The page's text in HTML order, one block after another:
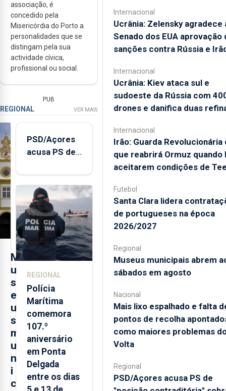
associação, é
concedido pela
Misericórdia do Porto a
personalidades que se
distingam pela sua
actividade cívica,
profissional ou social.
PUB
REGIONAL VER MAIS
M
u
s
e
u
s
m
u
n
i
c
PSD/Açores
acusa PS de
contraditória"
sobre
evolução
turística
REGIONAL
Polícia
Marítima
comemora
107.º
aniversário
em Ponta
Delgada
entre os dias
Internacional
Ucrânia: Zelensky agradece
Senado dos EUA aprovação
sanções contra Rússia e
Internacional
Ucrânia: Kiev ataca sul e
sudoeste da Rússia com
drones e danifica duas
Internacional
Irão: Guarda Revolucionária
que reabrirá Ormuz quando
aceitarem condições de
Futebol
Santa Clara lidera
de portugueses na época
2026/2027
Regional
Museus municipais abrem
sábados em agosto
Nacional
Mais lixo espalhado e falta
pontos de recolha
como maiores problemas
Volta
Regional
PSD/Açores acusa PS de